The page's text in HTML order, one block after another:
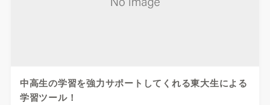
中高生の学習を強力サポートしてくれる東大生による
学習ツール！